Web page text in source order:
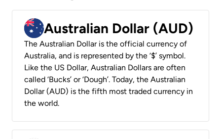
Australian Dollar (AUD)
The Australian Dollar is the official currency of
Australia, and is represented by the ‘$’ symbol.
Like the US Dollar, Australian Dollars are often
called ‘Bucks’ or ‘Dough’. Today, the Australian
Dollar (AUD) is the fifth most traded currency in
the world.